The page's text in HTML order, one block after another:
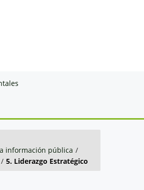
información pública /
/ 5. Liderazgo Estratégico